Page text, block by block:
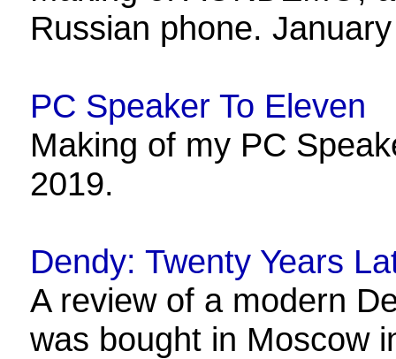
Russian phone.
PC Speaker To Eleven
Making of my PC
2019.
Dendy: Twenty Years
A review of a modern
was bought in Moscow